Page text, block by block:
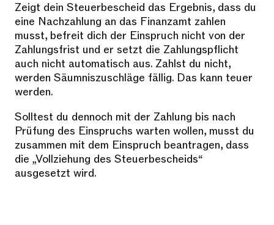
Zeigt dein Steuerbescheid das Ergebnis, dass du
eine Nachzahlung an das Finanzamt zahlen
musst, befreit dich der Einspruch nicht von der
Zahlungsfrist und er setzt die Zahlungspflicht
auch nicht automatisch aus. Zahlst du nicht,
werden Säumniszuschläge fällig. Das kann teuer
werden.
Solltest du dennoch mit der Zahlung bis nach
Prüfung des Einspruchs warten wollen, musst du
zusammen mit dem Einspruch beantragen, dass
die „Vollziehung des Steuerbescheids“
ausgesetzt wird.